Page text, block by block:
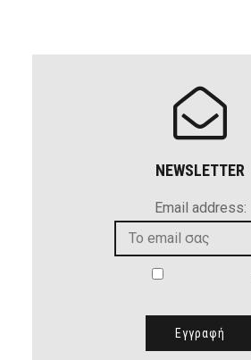
NEWSLETTER
Email address: